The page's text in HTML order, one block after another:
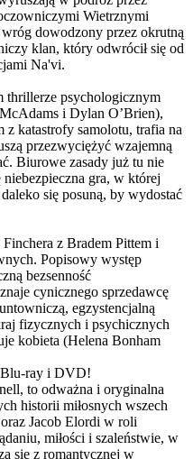
Wietrznymi
dowodzony przez okrutną
klan, który odwrócił się od
Na'vi.
thrillerze psychologicznym
i Dylan O’Brien),
katastrofy samolotu, trafia na
przezwyciężyć wzajemną
Biurowe zasady już tu nie
gra, w której
się posuną, by wydostać
z Bradem Pittem i
Popisowy występ
bezsenność
cynicznego sprzedawcę
egzystencjalną
fizycznych i psychicznych
kobieta (Helena Bonham
ray i DVD!
to odważna i oryginalna
historii miłosnych wszech
Jacob Elordi w roli
miłości i szaleństwie, w
się z romantycznej w